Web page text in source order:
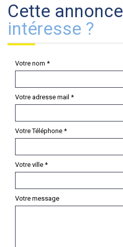
cette annonce
intéresse ?
Votre nom *
Votre adresse mail *
Votre Téléphone *
Votre ville *
Votre message